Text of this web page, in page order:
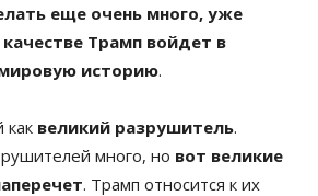
еще очень много, уже
Трамп войдет в
историю.
как великий разрушитель.
много, но вот великие
. Трамп относится к их